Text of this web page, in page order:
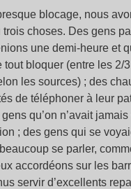
blocage, nous
trois choses. Des gens
une demi-heure et
tout bloquer (entre les 2/
les sources) ; des
de téléphoner à leur
qu’on n’avait
; des gens qui se
se parler,
accordéons sur les
servir d’excellents